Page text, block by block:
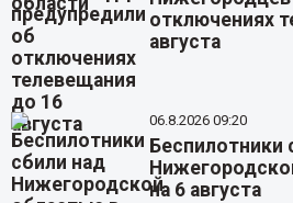
отключениях
августа
06.8.2026 09:20
Беспилотники
на 6 августа